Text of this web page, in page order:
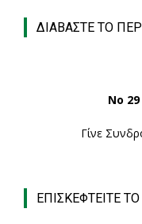
ΔΙΑΒΑΣΤΕ ΤΟ
Νο 29
Γίνε
ΕΠΙΣΚΕΦΤΕΙΤΕ